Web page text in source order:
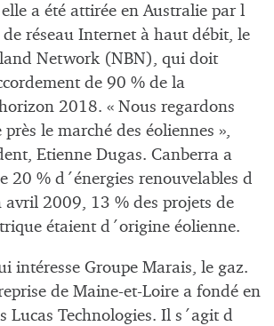
a été attirée en Australie par l
de réseau Internet à haut débit, le
Network (NBN), qui doit
de 90 % de la
2018. « Nous regardons
le marché des éoliennes »,
Etienne Dugas. Canberra a
20 % d´énergies renouvelables d
avril 2009, 13 % des projets de
étaient d´origine éolienne.
intéresse Groupe Marais, le gaz.
de Maine-et-Loire a fondé en
Lucas Technologies. Il s´agit d